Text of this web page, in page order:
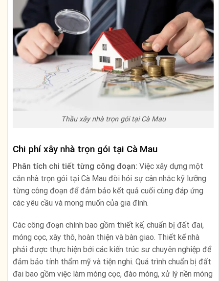
Thầu xây nhà trọn gói tại Cà Mau
Chi phí xây nhà trọn gói tại Cà Mau
Phân tích chi tiết từng công đoạn: Việc xây dựng một
căn nhà trọn gói tại Cà Mau đòi hỏi sự cân nhắc kỹ lưỡng
từng công đoạn để đảm bảo kết quả cuối cùng đáp ứng
các yêu cầu và mong muốn của gia đình.
Các công đoạn chính bao gồm thiết kế, chuẩn bị đất đai,
móng cọc, xây thô, hoàn thiện và bàn giao. Thiết kế nhà
phải được thực hiện bởi các kiến trúc sư chuyên nghiệp để
đảm bảo tính thẩm mỹ và tiện nghi. Quá trình chuẩn bị đất
đai bao gồm việc làm móng cọc, đào móng, xử lý nền móng